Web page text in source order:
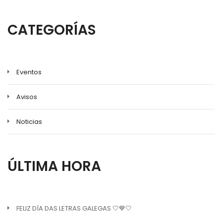
CATEGORÍAS
Eventos
Avisos
Noticias
ÚLTIMA HORA
FELIZ DÍA DAS LETRAS GALEGAS 🤍💙🤍